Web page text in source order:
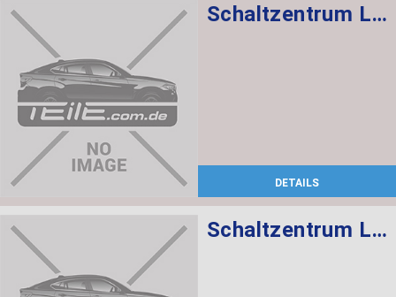
Schaltzentrum Lenksäule
DETAILS
Schaltzentrum Lenksäule